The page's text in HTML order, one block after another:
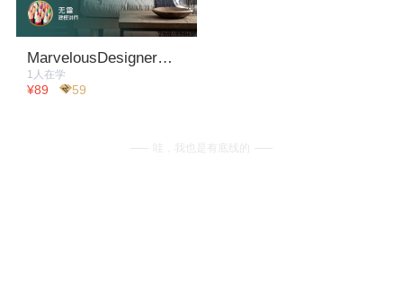
MarvelousDesigner家具制作教程
1人在学
¥89 59